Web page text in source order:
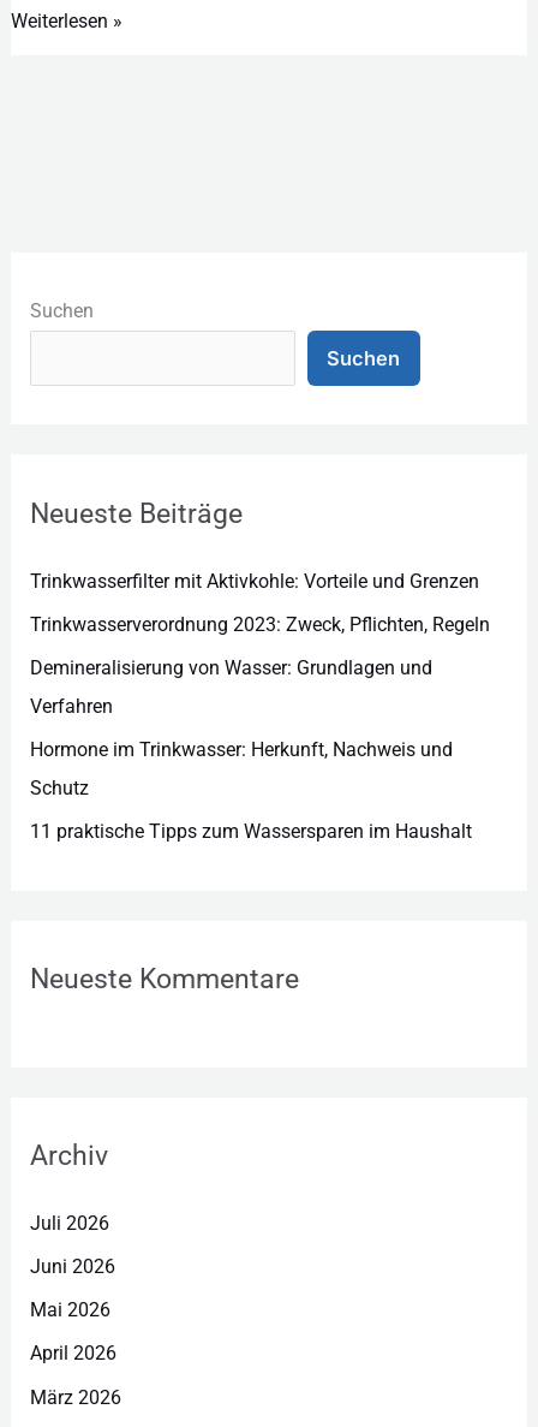
Weiterlesen »
Suchen
Suchen
Neueste Beiträge
Trinkwasserfilter mit Aktivkohle: Vorteile und Grenzen
Trinkwasserverordnung 2023: Zweck, Pflichten, Regeln
Demineralisierung von Wasser: Grundlagen und
Verfahren
Hormone im Trinkwasser: Herkunft, Nachweis und
Schutz
11 praktische Tipps zum Wassersparen im Haushalt
Neueste Kommentare
Archiv
Juli 2026
Juni 2026
Mai 2026
April 2026
März 2026
a
e
r
e
n